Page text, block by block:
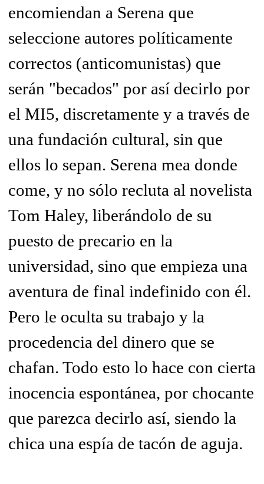
encomiendan a Serena que
seleccione autores políticamente
correctos (anticomunistas) que
serán "becados" por así decirlo por
el MI5, discretamente y a través de
una fundación cultural, sin que
ellos lo sepan. Serena mea donde
come, y no sólo recluta al novelista
Tom Haley, liberándolo de su
puesto de precario en la
universidad, sino que empieza una
aventura de final indefinido con él.
Pero le oculta su trabajo y la
procedencia del dinero que se
chafan. Todo esto lo hace con cierta
inocencia espontánea, por chocante
que parezca decirlo así, siendo la
chica una espía de tacón de aguja.